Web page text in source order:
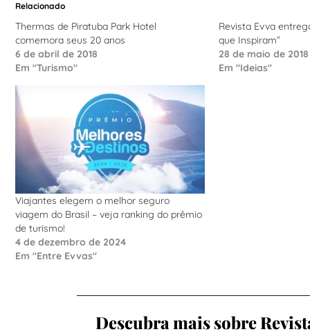
Relacionado
Thermas de Piratuba Park Hotel
comemora seus 20 anos
6 de abril de 2018
Em "Turismo"
Revista Evva
que Inspiram”
28 de maio de 2018
Em "Ideias"
Viajantes elegem o melhor seguro
viagem do Brasil – veja ranking do prêmio
de turismo!
4 de dezembro de 2024
Em "Entre Evvas"
Descubra mais sobre